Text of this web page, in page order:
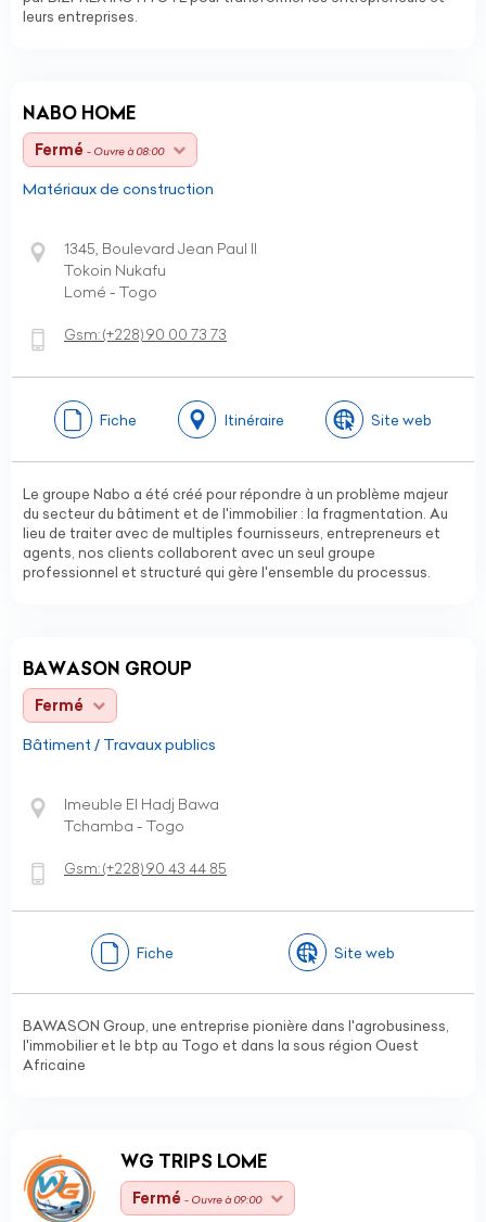
leurs entreprises.
NABO HOME
Fermé - Ouvre à 08:00
Matériaux de construction
1345, Boulevard Jean Paul II
Tokoin Nukafu
Lomé - Togo
Gsm:(+228)90 00 73 73
Fiche Itinéraire Site web
Le groupe Nabo a été créé pour répondre à un problème majeur
du secteur du bâtiment et de l'immobilier : la fragmentation. Au
lieu de traiter avec de multiples fournisseurs, entrepreneurs et
agents, nos clients collaborent avec un seul groupe
professionnel et structuré qui gère l'ensemble du processus.
BAWASON GROUP
Fermé
Bâtiment / Travaux publics
Imeuble El Hadj Bawa
Tchamba - Togo
Gsm:(+228)90 43 44 85
Fiche Site web
BAWASON Group, une entreprise pionière dans l'agrobusiness,
l'immobilier et le btp au Togo et dans la sous région Ouest
Africaine
WG TRIPS LOME
Fermé - Ouvre à 09:00